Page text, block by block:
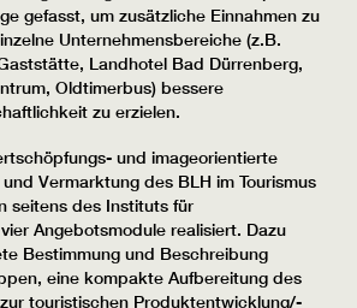
gefasst, um zusätzliche Einnahmen zu
Unternehmensbereiche (z.B.
Landhotel Bad Dürrenberg,
Oldtimerbus) bessere
zu erzielen.
und imageorientierte
Vermarktung des BLH im Tourismus
seitens des Instituts für
Angebotsmodule realisiert. Dazu
Bestimmung und Beschreibung
eine kompakte Aufbereitung des
touristischen Produktentwicklung/-